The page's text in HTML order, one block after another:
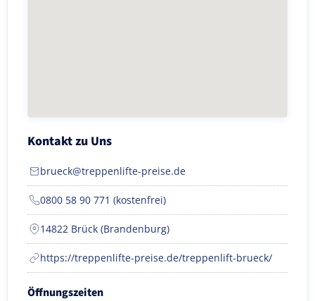
Kontakt zu Uns
brueck@treppenlifte-preise.de
0800 58 90 771 (kostenfrei)
14822 Brück (Brandenburg)
https://treppenlifte-preise.de/treppenlift-brueck/
Öffnungszeiten